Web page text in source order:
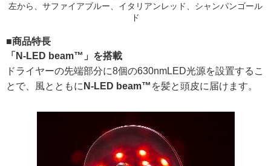
左から、サファイアブルー、イタリアンレッド、シャンパンゴール
ド
■商品特長
「N-LED beam™」を搭載
ドライヤーの先端部分に8個の630nmLED光源を設置するこ
とで、風とともに N-LED beam™ を髪と頭皮に届けます。